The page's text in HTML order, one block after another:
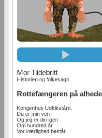
Mor Tildebritt
Historien og folkesagn
Rottefængeren på
Kongenhus Udkikstårn.
Du er min ven
Og jeg er din igen
Om hundred år
Vor kærlighed består.